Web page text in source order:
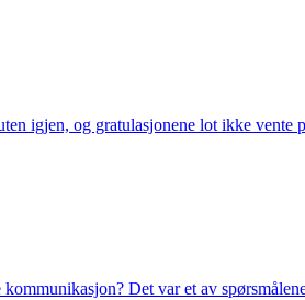
igjen, og gratulasjonene lot ikke vente
Det var et av